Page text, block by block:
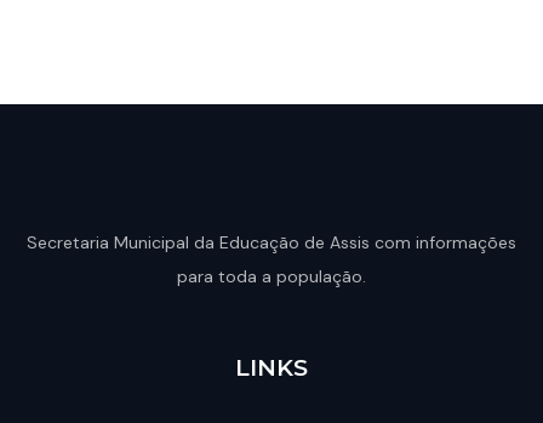
Secretaria Municipal da Educação de Assis com informações
para toda a população.
LINKS